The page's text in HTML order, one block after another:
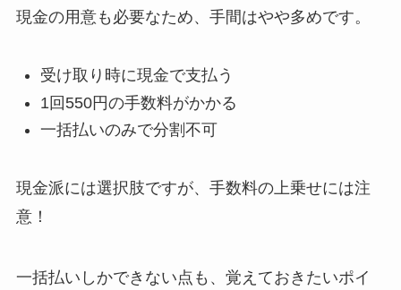
現金の用意も必要なため、手間はやや多めです。
受け取り時に現金で支払う
1回550円の手数料がかかる
一括払いのみで分割不可
現金派には選択肢ですが、手数料の上乗せには注
意！
一括払いしかできない点も、覚えておきたいポイ